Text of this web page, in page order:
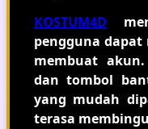
KOSTUM4D
pengguna
membuat
dan tombol
yang mudah
terasa